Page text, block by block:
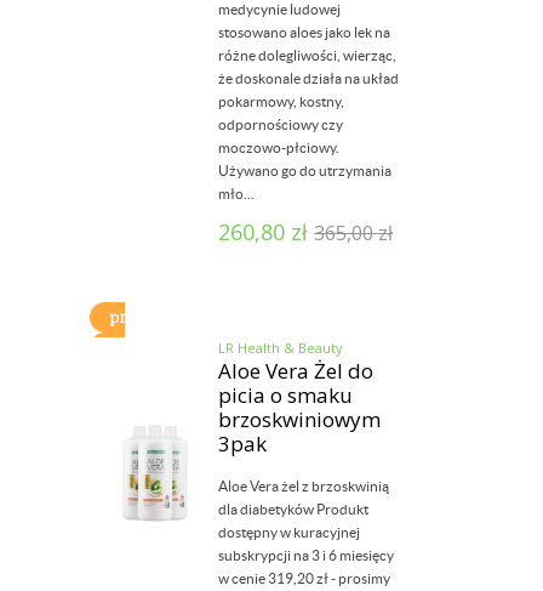
medycynie ludowej
stosowano aloes jako lek na
różne dolegliwości, wierząc,
że doskonale działa na układ
pokarmowy, kostny,
odpornościowy czy
moczowo-płciowy.
Używano go do utrzymania
mło...
260,80 zł 365,00zł
LR Health & Beauty
Aloe Vera Żel do
picia o smaku
brzoskwiniowym
3pak
Aloe Vera żel z brzoskwinią
dla diabetyków Produkt
dostępny w kuracyjnej
subskrypcji na 3 i 6 miesięcy
w cenie 319,20 zł - prosimy